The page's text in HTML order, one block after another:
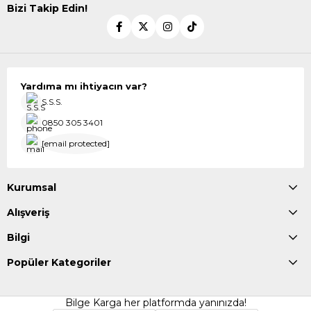
Bizi Takip Edin!
Yardıma mı ihtiyacın var?
S.S.S.
0850 305 3401
[email protected]
Kurumsal
Alışveriş
Bilgi
Popüler Kategoriler
Bilge Karga her platformda yanınızda!